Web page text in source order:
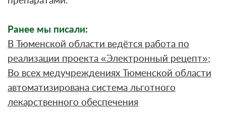
Ранее мы писали:
В Тюменской области ведётся работа по
реализации проекта «Электронный рецепт»;
Во всех медучреждениях Тюменской области
автоматизирована система льготного
лекарственного обеспечения